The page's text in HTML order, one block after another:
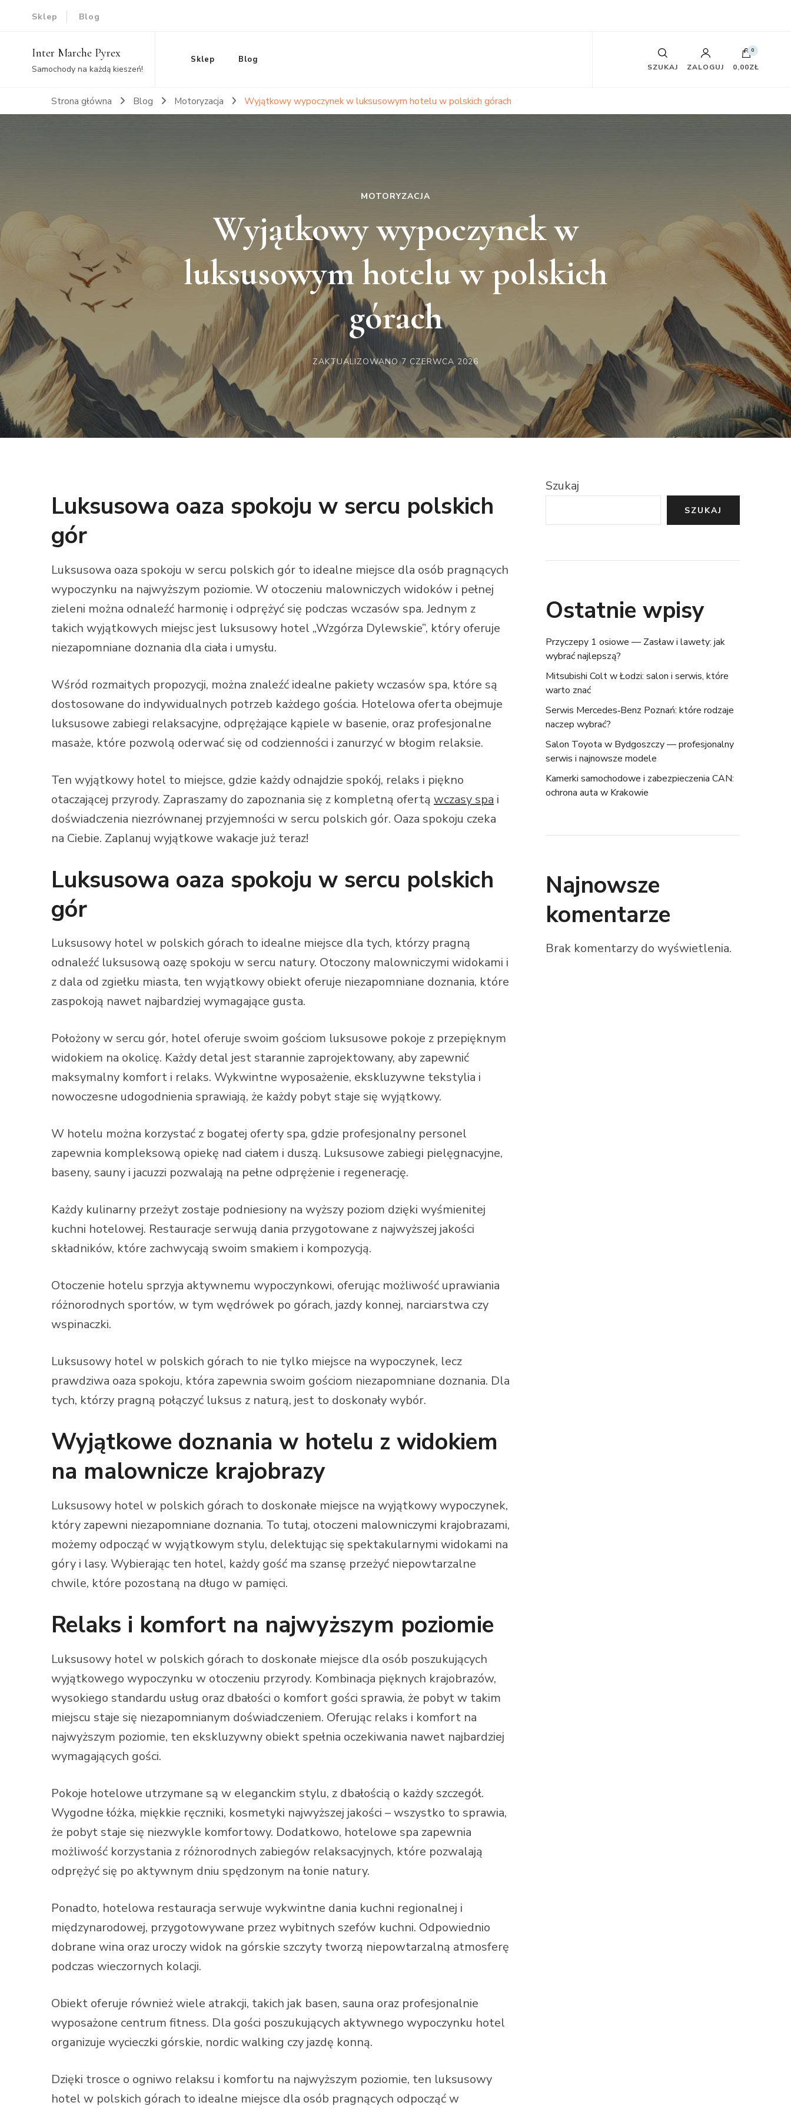
Sklep Blog
Inter Marche Pyrex
Samochody na każdą kieszeń!
Sklep Blog
SZUKAJ ZALOGUJ
0
0,00ZŁ
Strona główna Blog Motoryzacja Wyjątkowy wypoczynek w luksusowym hotelu w polskich górach
MOTORYZACJA
Wyjątkowy wypoczynek w
luksusowym hotelu w polskich
górach
ZAKTUALIZOWANO7 CZERWCA 2026
Luksusowa oaza spokoju w sercu polskich
gór
Luksusowa oaza spokoju w sercu polskich gór to idealne miejsce dla osób pragnących
wypoczynku na najwyższym poziomie. W otoczeniu malowniczych widoków i pełnej
zieleni można odnaleźć harmonię i odprężyć się podczas wczasów spa. Jednym z
takich wyjątkowych miejsc jest luksusowy hotel „Wzgórza Dylewskie”, który oferuje
niezapomniane doznania dla ciała i umysłu.
Wśród rozmaitych propozycji, można znaleźć idealne pakiety wczasów spa, które są
dostosowane do indywidualnych potrzeb każdego gościa. Hotelowa oferta obejmuje
luksusowe zabiegi relaksacyjne, odprężające kąpiele w basenie, oraz profesjonalne
masaże, które pozwolą oderwać się od codzienności i zanurzyć w błogim relaksie.
Ten wyjątkowy hotel to miejsce, gdzie każdy odnajdzie spokój, relaks i piękno
otaczającej przyrody. Zapraszamy do zapoznania się z kompletną ofertą wczasy spa i
doświadczenia niezrównanej przyjemności w sercu polskich gór. Oaza spokoju czeka
na Ciebie. Zaplanuj wyjątkowe wakacje już teraz!
Luksusowa oaza spokoju w sercu polskich
gór
Luksusowy hotel w polskich górach to idealne miejsce dla tych, którzy pragną
odnaleźć luksusową oazę spokoju w sercu natury. Otoczony malowniczymi widokami i
z dala od zgiełku miasta, ten wyjątkowy obiekt oferuje niezapomniane doznania, które
zaspokoją nawet najbardziej wymagające gusta.
Położony w sercu gór, hotel oferuje swoim gościom luksusowe pokoje z przepięknym
widokiem na okolicę. Każdy detal jest starannie zaprojektowany, aby zapewnić
maksymalny komfort i relaks. Wykwintne wyposażenie, ekskluzywne tekstylia i
nowoczesne udogodnienia sprawiają, że każdy pobyt staje się wyjątkowy.
W hotelu można korzystać z bogatej oferty spa, gdzie profesjonalny personel
zapewnia kompleksową opiekę nad ciałem i duszą. Luksusowe zabiegi pielęgnacyjne,
baseny, sauny i jacuzzi pozwalają na pełne odprężenie i regenerację.
Każdy kulinarny przeżyt zostaje podniesiony na wyższy poziom dzięki wyśmienitej
kuchni hotelowej. Restauracje serwują dania przygotowane z najwyższej jakości
składników, które zachwycają swoim smakiem i kompozycją.
Otoczenie hotelu sprzyja aktywnemu wypoczynkowi, oferując możliwość uprawiania
różnorodnych sportów, w tym wędrówek po górach, jazdy konnej, narciarstwa czy
wspinaczki.
Luksusowy hotel w polskich górach to nie tylko miejsce na wypoczynek, lecz
prawdziwa oaza spokoju, która zapewnia swoim gościom niezapomniane doznania. Dla
tych, którzy pragną połączyć luksus z naturą, jest to doskonały wybór.
Wyjątkowe doznania w hotelu z widokiem
na malownicze krajobrazy
Luksusowy hotel w polskich górach to doskonałe miejsce na wyjątkowy wypoczynek,
który zapewni niezapomniane doznania. To tutaj, otoczeni malowniczymi krajobrazami,
możemy odpocząć w wyjątkowym stylu, delektując się spektakularnymi widokami na
góry i lasy. Wybierając ten hotel, każdy gość ma szansę przeżyć niepowtarzalne
chwile, które pozostaną na długo w pamięci.
Relaks i komfort na najwyższym poziomie
Luksusowy hotel w polskich górach to doskonałe miejsce dla osób poszukujących
wyjątkowego wypoczynku w otoczeniu przyrody. Kombinacja pięknych krajobrazów,
wysokiego standardu usług oraz dbałości o komfort gości sprawia, że pobyt w takim
miejscu staje się niezapomnianym doświadczeniem. Oferując relaks i komfort na
najwyższym poziomie, ten ekskluzywny obiekt spełnia oczekiwania nawet najbardziej
wymagających gości.
Pokoje hotelowe utrzymane są w eleganckim stylu, z dbałością o każdy szczegół.
Wygodne łóżka, miękkie ręczniki, kosmetyki najwyższej jakości – wszystko to sprawia,
że pobyt staje się niezwykle komfortowy. Dodatkowo, hotelowe spa zapewnia
możliwość korzystania z różnorodnych zabiegów relaksacyjnych, które pozwalają
odprężyć się po aktywnym dniu spędzonym na łonie natury.
Ponadto, hotelowa restauracja serwuje wykwintne dania kuchni regionalnej i
międzynarodowej, przygotowywane przez wybitnych szefów kuchni. Odpowiednio
dobrane wina oraz uroczy widok na górskie szczyty tworzą niepowtarzalną atmosferę
podczas wieczornych kolacji.
Obiekt oferuje również wiele atrakcji, takich jak basen, sauna oraz profesjonalnie
wyposażone centrum fitness. Dla gości poszukujących aktywnego wypoczynku hotel
organizuje wycieczki górskie, nordic walking czy jazdę konną.
Dzięki trosce o ogniwo relaksu i komfortu na najwyższym poziomie, ten luksusowy
hotel w polskich górach to idealne miejsce dla osób pragnących odpocząć w
Szukaj
SZUKAJ
Ostatnie wpisy
Przyczepy 1 osiowe — Zasław i lawety: jak
wybrać najlepszą?
Mitsubishi Colt w Łodzi: salon i serwis, które
warto znać
Serwis Mercedes‑Benz Poznań: które rodzaje
naczep wybrać?
Salon Toyota w Bydgoszczy — profesjonalny
serwis i najnowsze modele
Kamerki samochodowe i zabezpieczenia CAN:
ochrona auta w Krakowie
Najnowsze
komentarze
Brak komentarzy do wyświetlenia.